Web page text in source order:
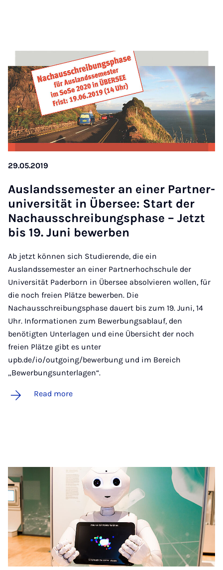
29.05.2019
Aus­landssemester an ein­er Part­ner­
uni­versität in Über­see: Start der
Nachauss­chreibung­s­phase – Jet­zt
bis 19. Juni be­w­er­ben
Ab jetzt können sich Studierende, die ein
Auslandssemester an einer Partnerhochschule der
Universität Paderborn in Übersee absolvieren wollen, für
die noch freien Plätze bewerben. Die
Nachausschreibungsphase dauert bis zum 19. Juni, 14
Uhr. Informationen zum Bewerbungsablauf, den
benötigten Unterlagen und eine Übersicht der noch
freien Plätze gibt es unter
upb.de/io/outgoing/bewerbung und im Bereich
„Bewerbungsunterlagen“.
Read more